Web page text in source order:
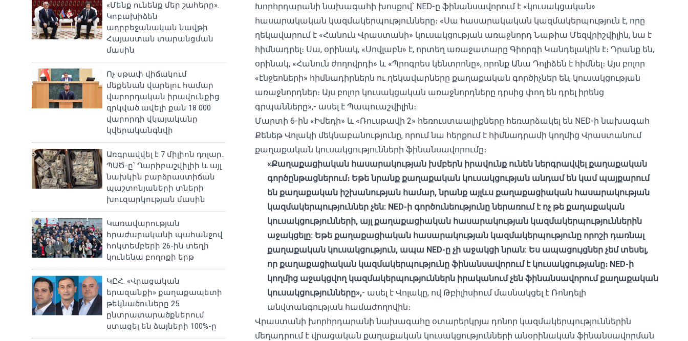
«Մենք ունենք մեր շահերը».
Կոբախիձեն
ադրբեջանական նավթի
Հայաստան տարանցման
մասին
Ոչ սթափ վիճակում
մեքենան վարելու համար
վարորդական իրավունքից
զրկված ավելի քան 18 000
վարորդի վկայականը
կվերականգնվի
Առգրավվել է 7 միլիոն դոլար․
ՊԱԾ-ը՝ Ղարիբաշվիլիի և այլ
նախկին բարձրաստիճան
պաշտոնյաների տների
խուզարկության մասին
Կառավարության
հրաժարականի պահանջով
հոկտեմբերի 26-ին տեղի
կունենա բողոքի երթ
ԿԸՀ. «Վրացական
երազանքի» քաղաքապետի
թեկնածուները 25
ընտրատարածքներում
ստացել են ձայների 100%-ը
Խորհրդարանի նախագահի խոսքով՝ NED-ը ֆինանսավորում է «կուսակցական»
հասարակական կազմակերպությունները։ «Սա հասարակական կազմակերպություն է, որը
ղեկավարում է «Հանուն Վրաստանի» կուսակցության առաջնորդ Նաթիա Մեզվրիշվիլին, նա է
հիմնադրել։ Սա, օրինակ, «Սովլաբն» է, որտեղ առաջատարը Գիորգի Կանդելակին է։ Դրանք են,
օրինակ, «Հանուն ժողովրդի» և «Պրոգրես կենտրոնը», որոնք Անա Դոլիձեն է հիմնել։ Այս բոլոր
«էնջեոների» հիմնադիրներն ու ղեկավարները քաղաքական գործիչներ են, կուսակցության
առաջնորդներ։ Այս բոլոր կուսակցական առաջնորդները դրսից փող են դրել իրենց
գրպանները»,- ասել է Պապուաշվիլին։
Մարտի 6-ին «Իմեդի» և «Ռուսթավի 2» հեռուստաալիքները հեռարձակել են NED-ի նախագահ
Քենեթ Վոլակի մեկնաբանությունը, որում նա հերքում է հիմնադրամի կողմից Վրաստանում
քաղաքական կուսակցությունների ֆինանսավորումը։
«Քաղաքացիական հասարակության խմբերն իրավունք ունեն ներգրավվել քաղաքական
գործընթացներում։ Եթե ​​նրանք քաղաքական կուսակցության անդամ են կամ պայքարում
են քաղաքական իշխանության համար, նրանք այլևս քաղաքացիական հասարակության
կազմակերպություններ չեն: NED-ի գործունեությունը ներառում է ոչ թե քաղաքական
կուսակցությունների, այլ քաղաքացիական հասարակության կազմակերպություններին
աջակցելը: Եթե ​​քաղաքացիական հասարակության կազմակերպությունը որոշի դառնալ
քաղաքական կուսակցություն, ապա NED-ը չի աջակցի նրան: Ես ապացույցներ չեմ տեսել,
որ քաղաքացիական կազմակերպությունը ֆինանսավորում է կուսակցությանը։ NED-ի
կողմից աջակցվող կազմակերպություններն իրականում չեն ֆինանսավորում քաղաքական
կուսակցությունները»,- ասել է Վոլակը, ով Թբիլիսիում մասնակցել է Ռոնդելի
անվտանգության համաժողովին։
Վրաստանի խորհրդարանի նախագահը օտարերկրյա դոնոր կազմակերպություններին
մեղադրում է վրացական քաղաքական կուսակցությունների անօրինական ֆինանսավորման